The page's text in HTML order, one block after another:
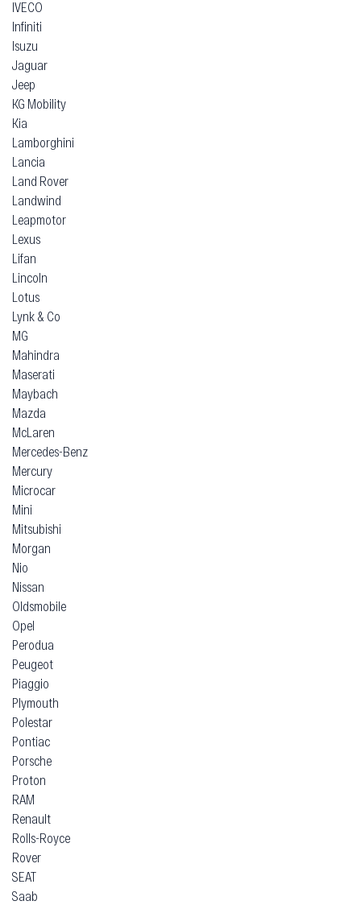
IVECO
Infiniti
Isuzu
Jaguar
Jeep
KG Mobility
Kia
Lamborghini
Lancia
Land Rover
Landwind
Leapmotor
Lexus
Lifan
Lincoln
Lotus
Lynk & Co
MG
Mahindra
Maserati
Maybach
Mazda
McLaren
Mercedes-Benz
Mercury
Microcar
Mini
Mitsubishi
Morgan
Nio
Nissan
Oldsmobile
Opel
Perodua
Peugeot
Piaggio
Plymouth
Polestar
Pontiac
Porsche
Proton
RAM
Renault
Rolls-Royce
Rover
SEAT
Saab